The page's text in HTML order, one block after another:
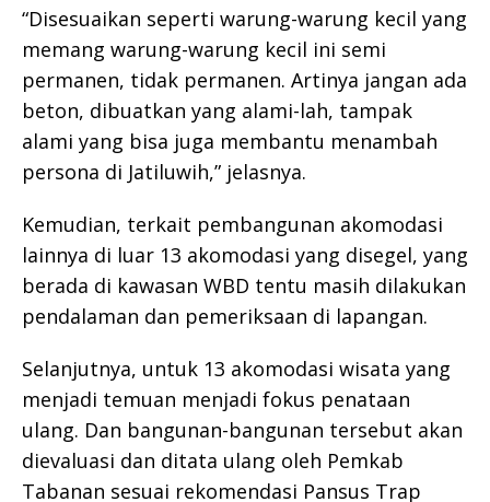
“Disesuaikan seperti warung-warung kecil yang
memang warung-warung kecil ini semi
permanen, tidak permanen. Artinya jangan ada
beton, dibuatkan yang alami-lah, tampak
alami yang bisa juga membantu menambah
persona di Jatiluwih,” jelasnya.
Kemudian, terkait pembangunan akomodasi
lainnya di luar 13 akomodasi yang disegel, yang
berada di kawasan WBD tentu masih dilakukan
pendalaman dan pemeriksaan di lapangan.
Selanjutnya, untuk 13 akomodasi wisata yang
menjadi temuan menjadi fokus penataan
ulang. Dan bangunan-bangunan tersebut akan
dievaluasi dan ditata ulang oleh Pemkab
Tabanan sesuai rekomendasi Pansus Trap